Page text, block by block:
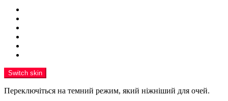
Switch skin
Переключіться на темний режим, який ніжніший для очей.